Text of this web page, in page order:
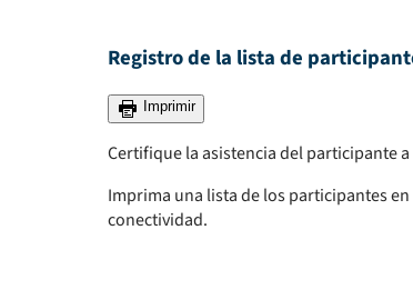
Registro de la lista de
Imprimir
Certifique la asistencia del participante
Imprima una lista de los participantes
conectividad.